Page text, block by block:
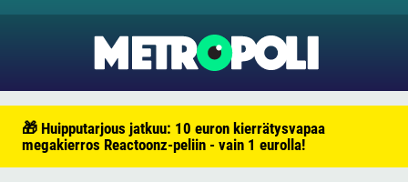
🎁 Huipputarjous jatkuu: 10 euron kierrätysvapaa
megakierros Reactoonz-peliin - vain 1 eurolla!